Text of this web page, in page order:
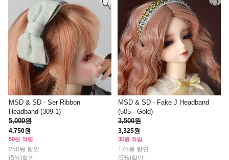
MSD & SD - Ser Ribbon
Headband (309-1)
5,000원
4,750원
50원 적립
250원 할인
(5%)할인
MSD & SD - Fake J Headband
(505 - Gold)
3,500원
3,325원
30원 적립
175원 할인
(5%)할인